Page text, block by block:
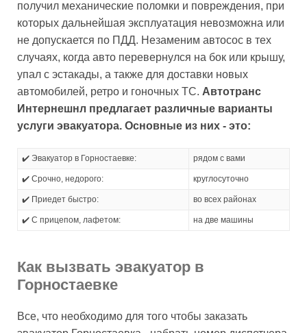
получил механические поломки и повреждения, при
которых дальнейшая эксплуатация невозможна или
не допускается по ПДД. Незаменим автосос в тех
случаях, когда авто перевернулся на бок или крышу,
упал с эстакады, а также для доставки новых
автомобилей, ретро и гоночных ТС. Автотранс
Интернешнл предлагает различные варианты
услуги эвакуатора. Основные из них - это:
✔️ Эвакуатор в Горностаевке: рядом с вами
✔️ Срочно, недорого: круглосуточно
✔️ Приедет быстро: во всех районах
✔️ С прицепом, лафетом: на две машины
Как вызвать эвакуатор в
Горностаевке
Все, что необходимо для того чтобы заказать